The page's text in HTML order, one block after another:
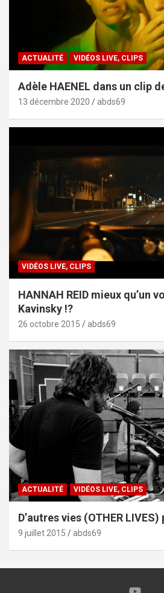
ACTUALITÉ VIDÉOS LIVE, CLIPS
Adèle HAENEL dans un clip
13 décembre 2020 abds69
VIDÉOS LIVE, CLIPS
HANNAH REID mieux qu’un
Kavinsky !?
26 octobre 2015 abds69
ACTUALITÉ VIDÉOS LIVE, CLIPS
D’autres vies (OTHER
9 juillet 2015 abds69